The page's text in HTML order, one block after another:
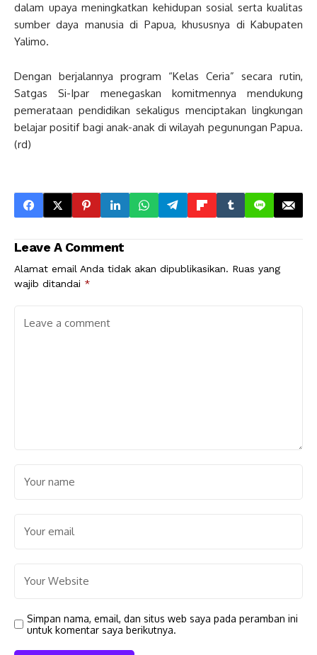
dalam upaya meningkatkan kehidupan sosial serta kualitas
sumber daya manusia di Papua, khususnya di Kabupaten
Yalimo.
Dengan berjalannya program “Kelas Ceria” secara rutin,
Satgas Si-Ipar menegaskan komitmennya mendukung
pemerataan pendidikan sekaligus menciptakan lingkungan
belajar positif bagi anak-anak di wilayah pegunungan Papua.
(rd)
Leave A Comment
Alamat email Anda tidak akan dipublikasikan. Ruas yang
wajib ditandai *
Simpan nama, email, dan situs web saya pada peramban ini
untuk komentar saya berikutnya.